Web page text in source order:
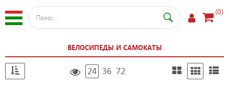
(0)
ВЕЛОСИПЕДЫ И САМОКАТЫ
24 36 72